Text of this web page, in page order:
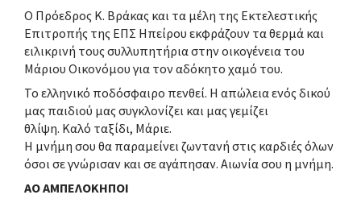
Ο Πρόεδρος Κ. Βράκας και τα μέλη της Εκτελεστικής
Επιτροπής της ΕΠΣ Ηπείρου εκφράζουν τα θερμά και
ειλικρινή τους συλλυπητήρια στην οικογένεια του
Μάριου Οικονόμου για τον αδόκητο χαμό του.
Το ελληνικό ποδόσφαιρο πενθεί. Η απώλεια ενός δικού
μας παιδιού μας συγκλονίζει και μας γεμίζει
θλίψη. Καλό ταξίδι, Μάριε.
Η μνήμη σου θα παραμείνει ζωντανή στις καρδιές όλων
όσοι σε γνώρισαν και σε αγάπησαν. Αιωνία σου η μνήμη.
ΑΟ ΑΜΠΕΛΟΚΗΠΟΙ